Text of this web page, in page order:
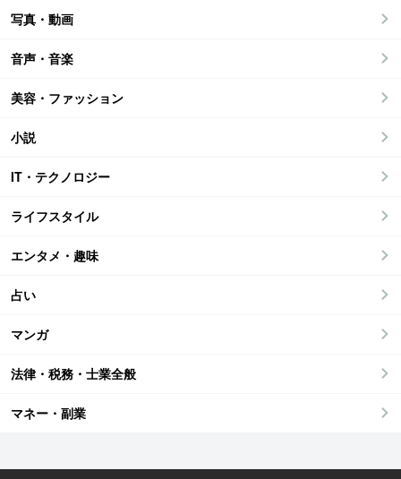
写真・動画
音声・音楽
美容・ファッション
小説
IT・テクノロジー
ライフスタイル
エンタメ・趣味
占い
マンガ
法律・税務・士業全般
マネー・副業